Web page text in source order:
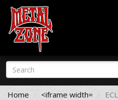
Skip
main
content
Search
form
Search
Home <iframe width=